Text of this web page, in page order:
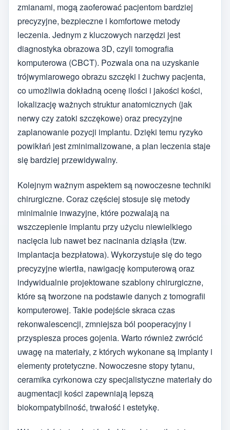
zmianami, mogą zaoferować pacjentom bardziej
precyzyjne, bezpieczne i komfortowe metody
leczenia. Jednym z kluczowych narzędzi jest
diagnostyka obrazowa 3D, czyli tomografia
komputerowa (CBCT). Pozwala ona na uzyskanie
trójwymiarowego obrazu szczęki i żuchwy pacjenta,
co umożliwia dokładną ocenę ilości i jakości kości,
lokalizację ważnych struktur anatomicznych (jak
nerwy czy zatoki szczękowe) oraz precyzyjne
zaplanowanie pozycji implantu. Dzięki temu ryzyko
powikłań jest zminimalizowane, a plan leczenia staje
się bardziej przewidywalny.
Kolejnym ważnym aspektem są nowoczesne techniki
chirurgiczne. Coraz częściej stosuje się metody
minimalnie inwazyjne, które pozwalają na
wszczepienie implantu przy użyciu niewielkiego
nacięcia lub nawet bez nacinania dziąsła (tzw.
implantacja bezpłatowa). Wykorzystuje się do tego
precyzyjne wiertła, nawigację komputerową oraz
indywidualnie projektowane szablony chirurgiczne,
które są tworzone na podstawie danych z tomografii
komputerowej. Takie podejście skraca czas
rekonwalescencji, zmniejsza ból pooperacyjny i
przyspiesza proces gojenia. Warto również zwrócić
uwagę na materiały, z których wykonane są implanty i
elementy protetyczne. Nowoczesne stopy tytanu,
ceramika cyrkonowa czy specjalistyczne materiały do
augmentacji kości zapewniają lepszą
biokompatybilność, trwałość i estetykę.